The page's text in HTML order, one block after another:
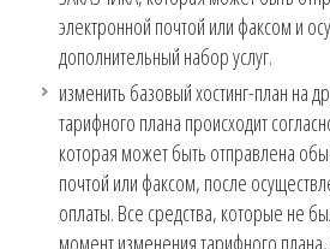
электронной почтой или факсом и
дополнительный набор услуг.
изменить базовый хостинг-план на
тарифного плана происходит
которая может быть отправлена
почтой или факсом, после
оплаты. Все средства, которые не
момент изменения тарифного